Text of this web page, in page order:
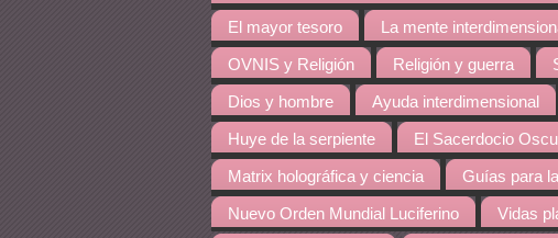
El mayor tesoro La mente
OVNIS y Religión Religión y guerra
Dios y hombre Ayuda interdimensional
Huye de la serpiente El Sacerdocio
Matrix holográfica y ciencia Guías para
Nuevo Orden Mundial Luciferino Vidas